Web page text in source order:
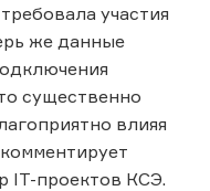
участия
же данные
существенно
влияя
IT-проектов КСЭ.